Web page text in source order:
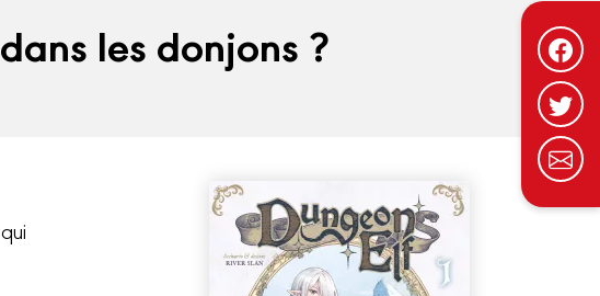
les donjons ?